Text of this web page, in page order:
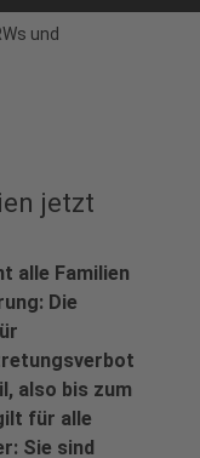
und
jetzt
alle Familien
Die
also bis zum
für alle
Sie sind